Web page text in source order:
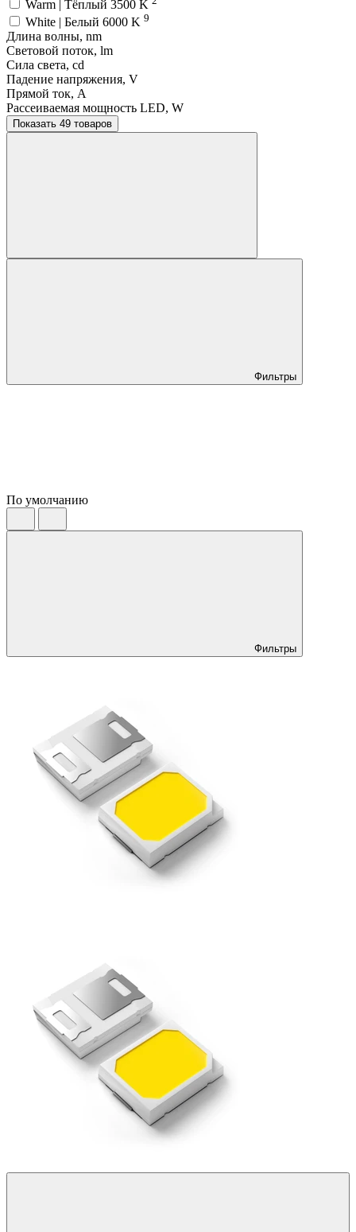
Warm | Тёплый 3500 K
White | Белый 6000 K 9
Длина волны, nm
Световой поток, lm
Сила света, cd
Падение напряжения, V
Прямой ток, A
Рассеиваемая мощность LED, W
Показать 49 товаров
Фильтры
По умолчанию
Фильтры